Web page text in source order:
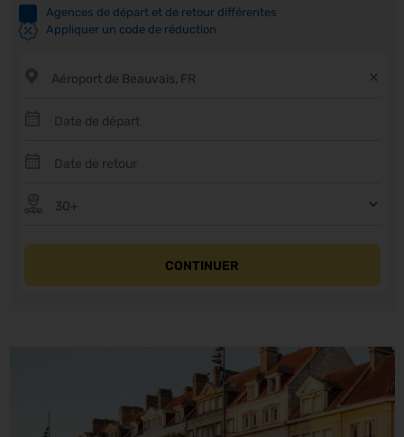
Agences de départ et de retour différentes
Appliquer un code de réduction
CONTINUER